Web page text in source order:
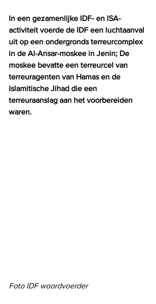
In een gezamenlijke IDF- en ISA-
activiteit voerde de IDF een luchtaanval
uit op een ondergronds terreurcomplex
in de Al-Ansar-moskee in Jenin; De
moskee bevatte een terreurcel van
terreuragenten van Hamas en de
Islamitische Jihad die een
terreuraanslag aan het voorbereiden
waren.
Foto IDF woordvoerder